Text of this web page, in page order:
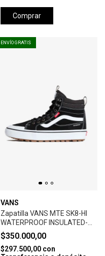
Comprar
ENVÍO GRATIS
VANS
Zapatilla VANS MTE SK8-HI
WATERPROOF INSULATED-
NEGRO
$350.000,00
$297.500,00 con